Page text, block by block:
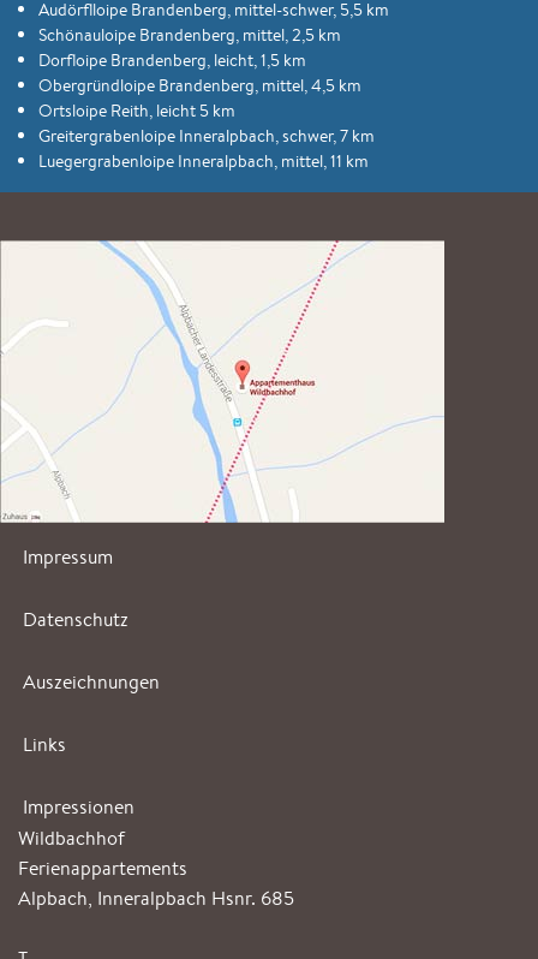
Audörflloipe Brandenberg, mittel-schwer, 5,5 km
Schönauloipe Brandenberg, mittel, 2,5 km
Dorfloipe Brandenberg, leicht, 1,5 km
Obergründloipe Brandenberg, mittel, 4,5 km
Ortsloipe Reith, leicht 5 km
Greitergrabenloipe Inneralpbach, schwer, 7 km
Luegergrabenloipe Inneralpbach, mittel, 11 km
Impressum
Datenschutz
Auszeichnungen
Links
Impressionen
Wildbachhof
Ferienappartements
Alpbach, Inneralpbach Hsnr. 685